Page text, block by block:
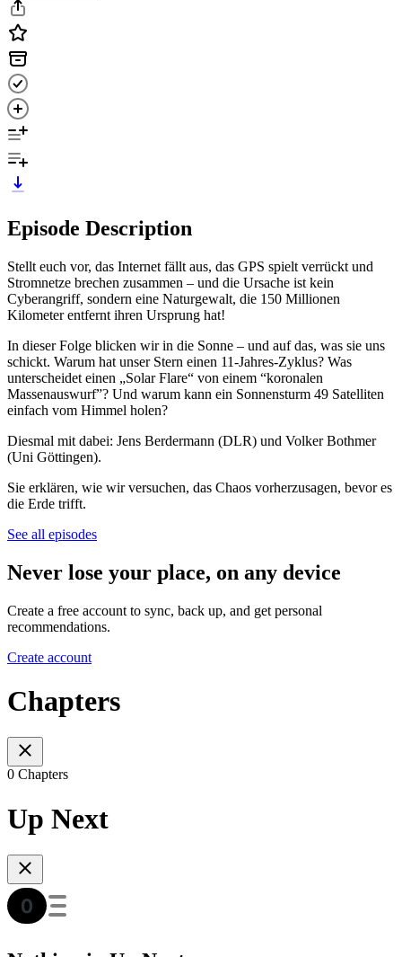
Episode Description
Stellt euch vor, das Internet fällt aus, das GPS spielt verrückt und
Stromnetze brechen zusammen – und die Ursache ist kein
Cyberangriff, sondern eine Naturgewalt, die 150 Millionen
Kilometer entfernt ihren Ursprung hat!
In dieser Folge blicken wir in die Sonne – und auf das, was sie uns
schickt. Warum hat unser Stern einen 11-Jahres-Zyklus? Was
unterscheidet einen „Solar Flare“ von einem “koronalen
Massenauswurf”? Und warum kann ein Sonnensturm 49 Satelliten
einfach vom Himmel holen?
Diesmal mit dabei: Jens Berdermann (DLR) und Volker Bothmer
(Uni Göttingen).
Sie erklären, wie wir versuchen, das Chaos vorherzusagen, bevor es
die Erde trifft.
See all episodes
Never lose your place, on any device
Create a free account to sync, back up, and get personal
recommendations.
Create account
Chapters
0 Chapters
Up Next